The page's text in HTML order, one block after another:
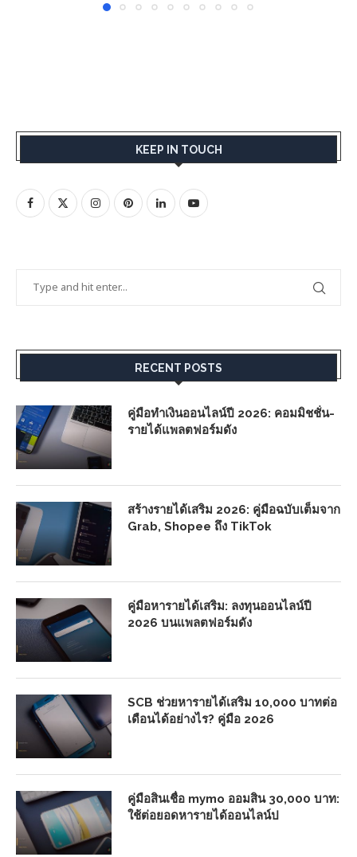
KEEP IN TOUCH
RECENT POSTS
คู่มือทำเงินออนไลน์ปี 2026: คอมมิชชั่น-
รายได้แพลตฟอร์มดัง
สร้างรายได้เสริม 2026: คู่มือฉบับเต็มจาก
Grab, Shopee ถึง TikTok
คู่มือหารายได้เสริม: ลงทุนออนไลน์ปี
2026 บนแพลตฟอร์มดัง
SCB ช่วยหารายได้เสริม 10,000 บาทต่อ
เดือนได้อย่างไร? คู่มือ 2026
คู่มือสินเชื่อ mymo ออมสิน 30,000 บาท:
ใช้ต่อยอดหารายได้ออนไลน์ป